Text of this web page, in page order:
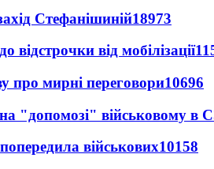
Стефанішиній18973
від мобілізації
про мирні переговори10696
"допомозі" військовому в
військових10158